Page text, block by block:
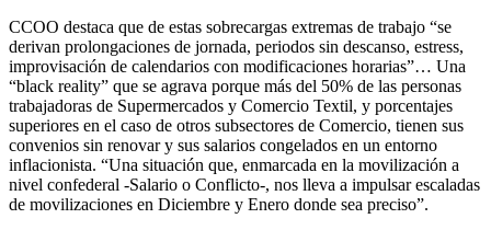
CCOO destaca que de estas sobrecargas extremas de trabajo “se
derivan prolongaciones de jornada, periodos sin descanso, estress,
improvisación de calendarios con modificaciones horarias”… Una
“black reality” que se agrava porque más del 50% de las personas
trabajadoras de Supermercados y Comercio Textil, y porcentajes
superiores en el caso de otros subsectores de Comercio, tienen sus
convenios sin renovar y sus salarios congelados en un entorno
inflacionista. “Una situación que, enmarcada en la movilización a
nivel confederal -Salario o Conflicto-, nos lleva a impulsar escaladas
de movilizaciones en Diciembre y Enero donde sea preciso”.